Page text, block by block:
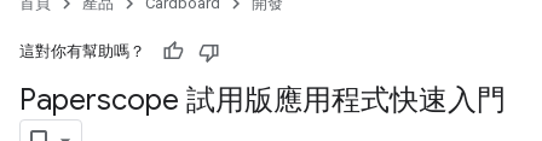
這對你有幫助嗎？
Paperscope 試用版應用程式快速入門